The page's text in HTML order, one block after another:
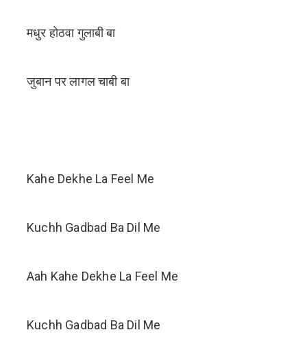
मधुर होठवा गुलाबी बा
जुबान पर लागल चाबी बा
Kahe Dekhe La Feel Me
Kuchh Gadbad Ba Dil Me
Aah Kahe Dekhe La Feel Me
Kuchh Gadbad Ba Dil Me